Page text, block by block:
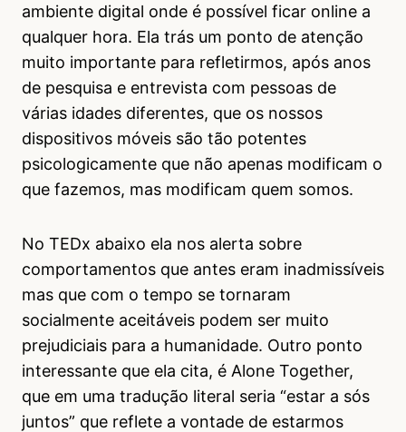
ambiente digital onde é possível ficar online a
qualquer hora. Ela trás um ponto de atenção
muito importante para refletirmos, após anos
de pesquisa e entrevista com pessoas de
várias idades diferentes, que os nossos
dispositivos móveis são tão potentes
psicologicamente que não apenas modificam o
que fazemos, mas modificam quem somos.
No TEDx abaixo ela nos alerta sobre
comportamentos que antes eram inadmissíveis
mas que com o tempo se tornaram
socialmente aceitáveis podem ser muito
prejudiciais para a humanidade. Outro ponto
interessante que ela cita, é Alone Together,
que em uma tradução literal seria “estar a sós
juntos” que reflete a vontade de estarmos